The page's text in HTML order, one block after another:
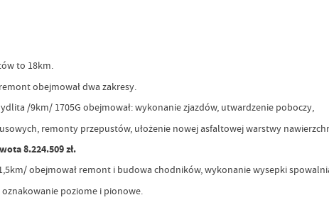
to 18km.
obejmował dwa zakresy.
/9km/ 1705G obejmował: wykonanie zjazdów, utwardzenie poboczy,
remonty przepustów, ułożenie nowej asfaltowej warstwy
8.224.509 zł.
obejmował remont i budowa chodników, wykonanie wysepki
poziome i pionowe.